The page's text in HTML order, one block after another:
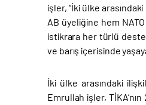
işler, “İki ülke
AB üyeliğine hem
istikrara her türlü
ve barış içerisinde
İki ülke arasındaki
Emrullah işler, TİKA’nın